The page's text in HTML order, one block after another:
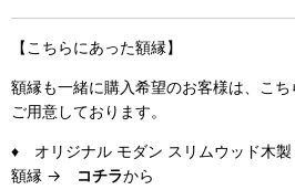
【こちらにあった額縁】
額縁も一緒に購入希望のお客様は、こ
ご用意しております。
♦ オリジナル モダン スリムウッド木
額縁 →
コチラから